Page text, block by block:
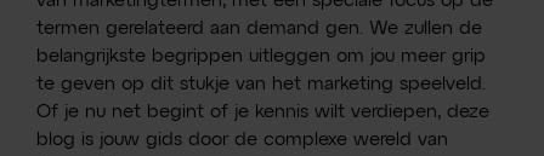
termen gerelateerd aan demand gen. We zullen de
belangrijkste begrippen uitleggen om jou meer grip
te geven op dit stukje van het marketing speelveld.
Of je nu net begint of je kennis wilt verdiepen, deze
blog is jouw gids door de complexe wereld van